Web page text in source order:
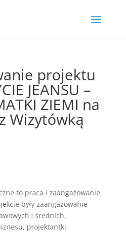
projektu
JEANSU –
ZIEMI na
Wizytówką
to praca i zaangażowanie
były zaangażowanie
i średnich,
projektantki,